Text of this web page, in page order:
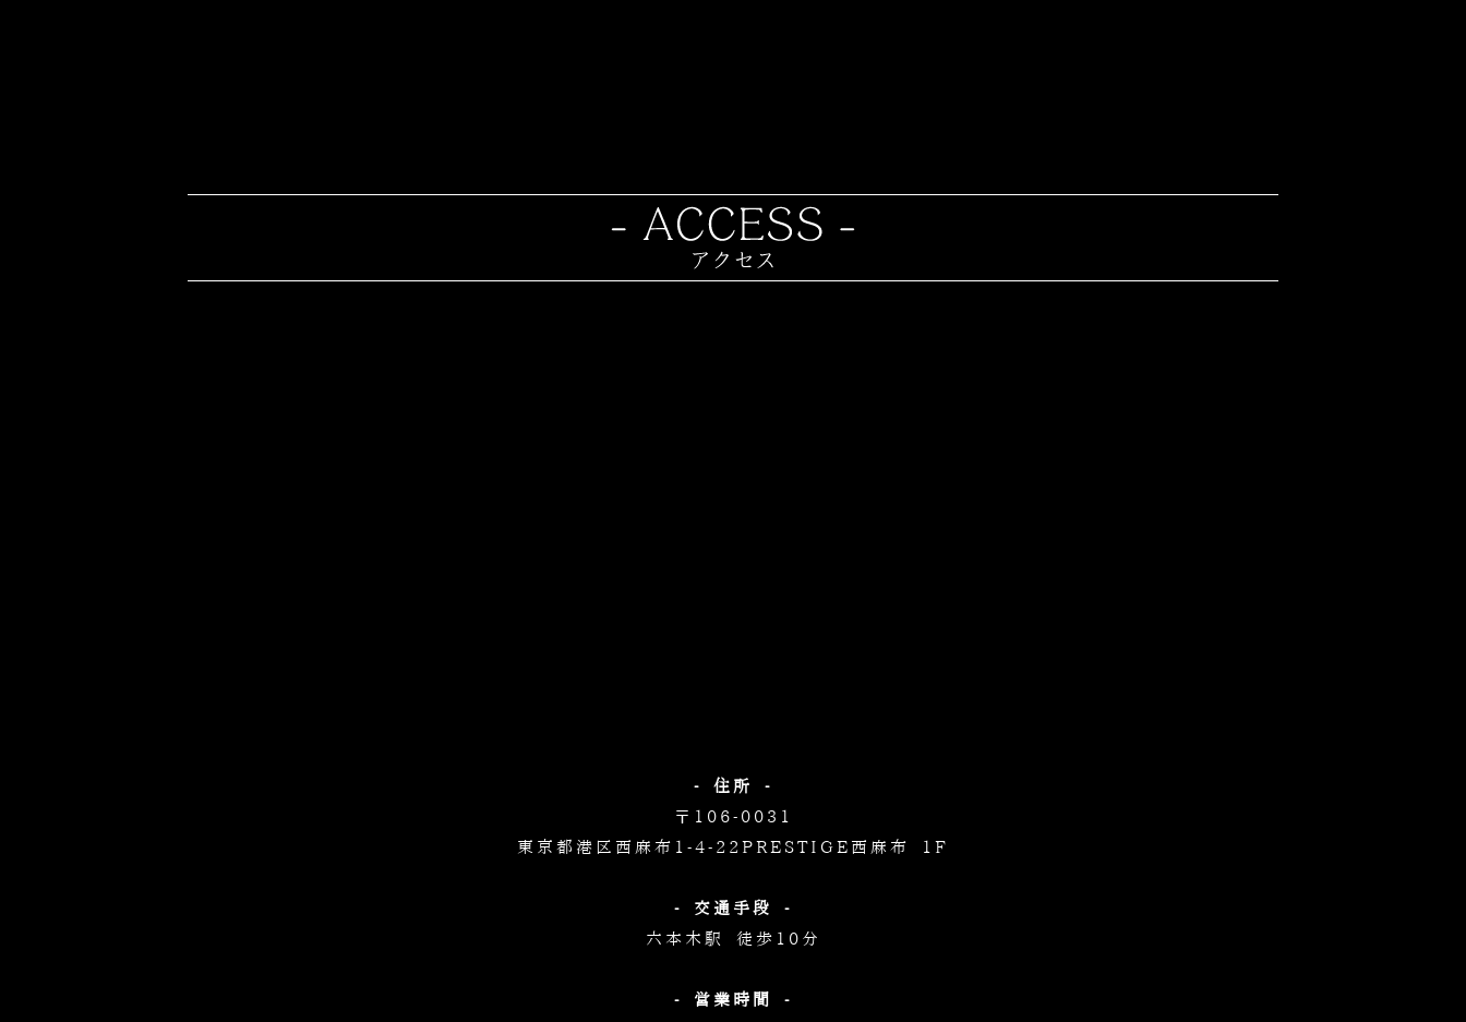
- 住所 -
〒106-0031
東京都港区西麻布1-4-22PRESTIGE西麻布 1F
- 交通手段 -
六本木駅 徒歩10分
- 営業時間 -